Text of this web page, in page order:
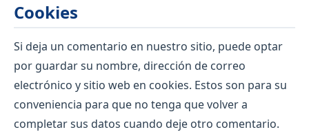
Cookies
Si deja un comentario en nuestro sitio, puede optar
por guardar su nombre, dirección de correo
electrónico y sitio web en cookies. Estos son para su
conveniencia para que no tenga que volver a
completar sus datos cuando deje otro comentario.